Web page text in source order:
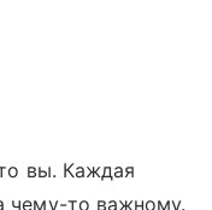
вы. Каждая
чему-то важному.